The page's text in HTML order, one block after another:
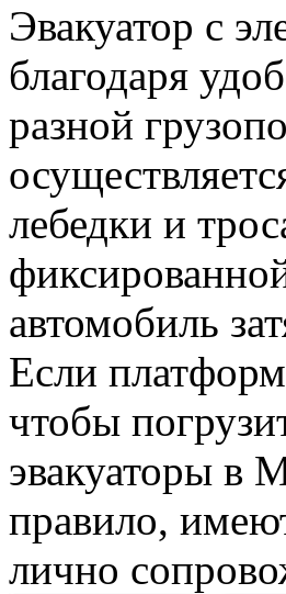
Эвакуатор с
благодаря
разной
лебедки и
автомобиль
Если
чтобы
эвакуаторы в
правило,
лично